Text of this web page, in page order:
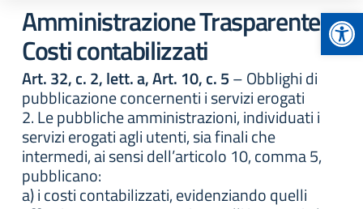
Amministrazione Trasparente:
Costi contabilizzati
Art. 32, c. 2, lett. a, Art. 10, c. 5– Obblighi di
pubblicazione concernenti i servizi erogati
2. Le pubbliche amministrazioni, individuati i
servizi erogati agli utenti, sia finali che
intermedi, ai sensi dell’articolo 10, comma 5,
pubblicano:
a) i costi contabilizzati, evidenziando quelli